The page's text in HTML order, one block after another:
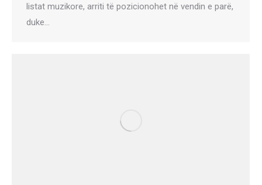
listat muzikore, arriti të pozicionohet në vendin e parë,
duke…